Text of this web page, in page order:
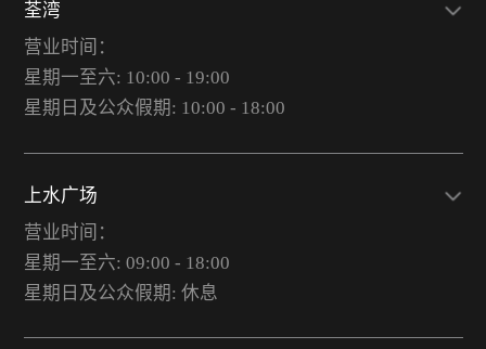
荃湾
营业时间：
星期一至六: 10:00 - 19:00
星期日及公众假期: 10:00 - 18:00
上水广场
营业时间：
星期一至六: 09:00 - 18:00
星期日及公众假期: 休息